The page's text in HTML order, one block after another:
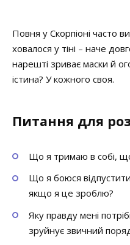
Повня у Скорпіоні часто
ховалося у тіні – наче
нарешті зриває маски й
істина? У кожного своя.
Питання для
Що я тримаю в собі,
Що я боюся
якщо я це зроблю?
Яку правду мені
зруйнує звичний